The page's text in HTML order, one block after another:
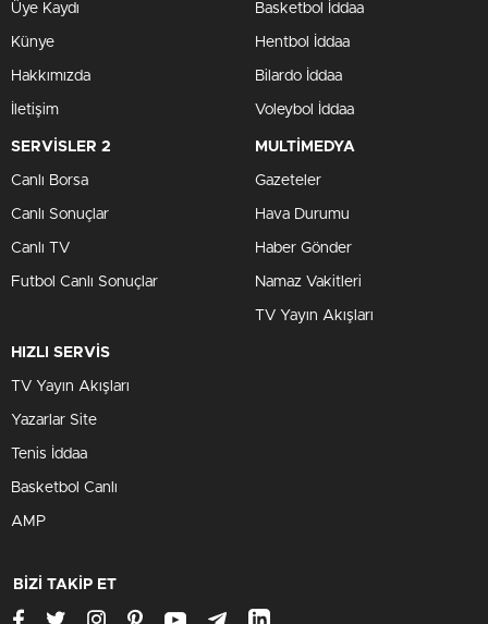
Üye Kaydı
Künye
Hakkımızda
İletişim
Basketbol İddaa
Hentbol İddaa
Bilardo İddaa
Voleybol İddaa
SERVİSLER 2
Canlı Borsa
Canlı Sonuçlar
Canlı TV
Futbol Canlı Sonuçlar
MULTİMEDYA
Gazeteler
Hava Durumu
Haber Gönder
Namaz Vakitleri
TV Yayın Akışları
HIZLI SERVİS
TV Yayın Akışları
Yazarlar Site
Tenis İddaa
Basketbol Canlı
AMP
BİZİ TAKİP ET